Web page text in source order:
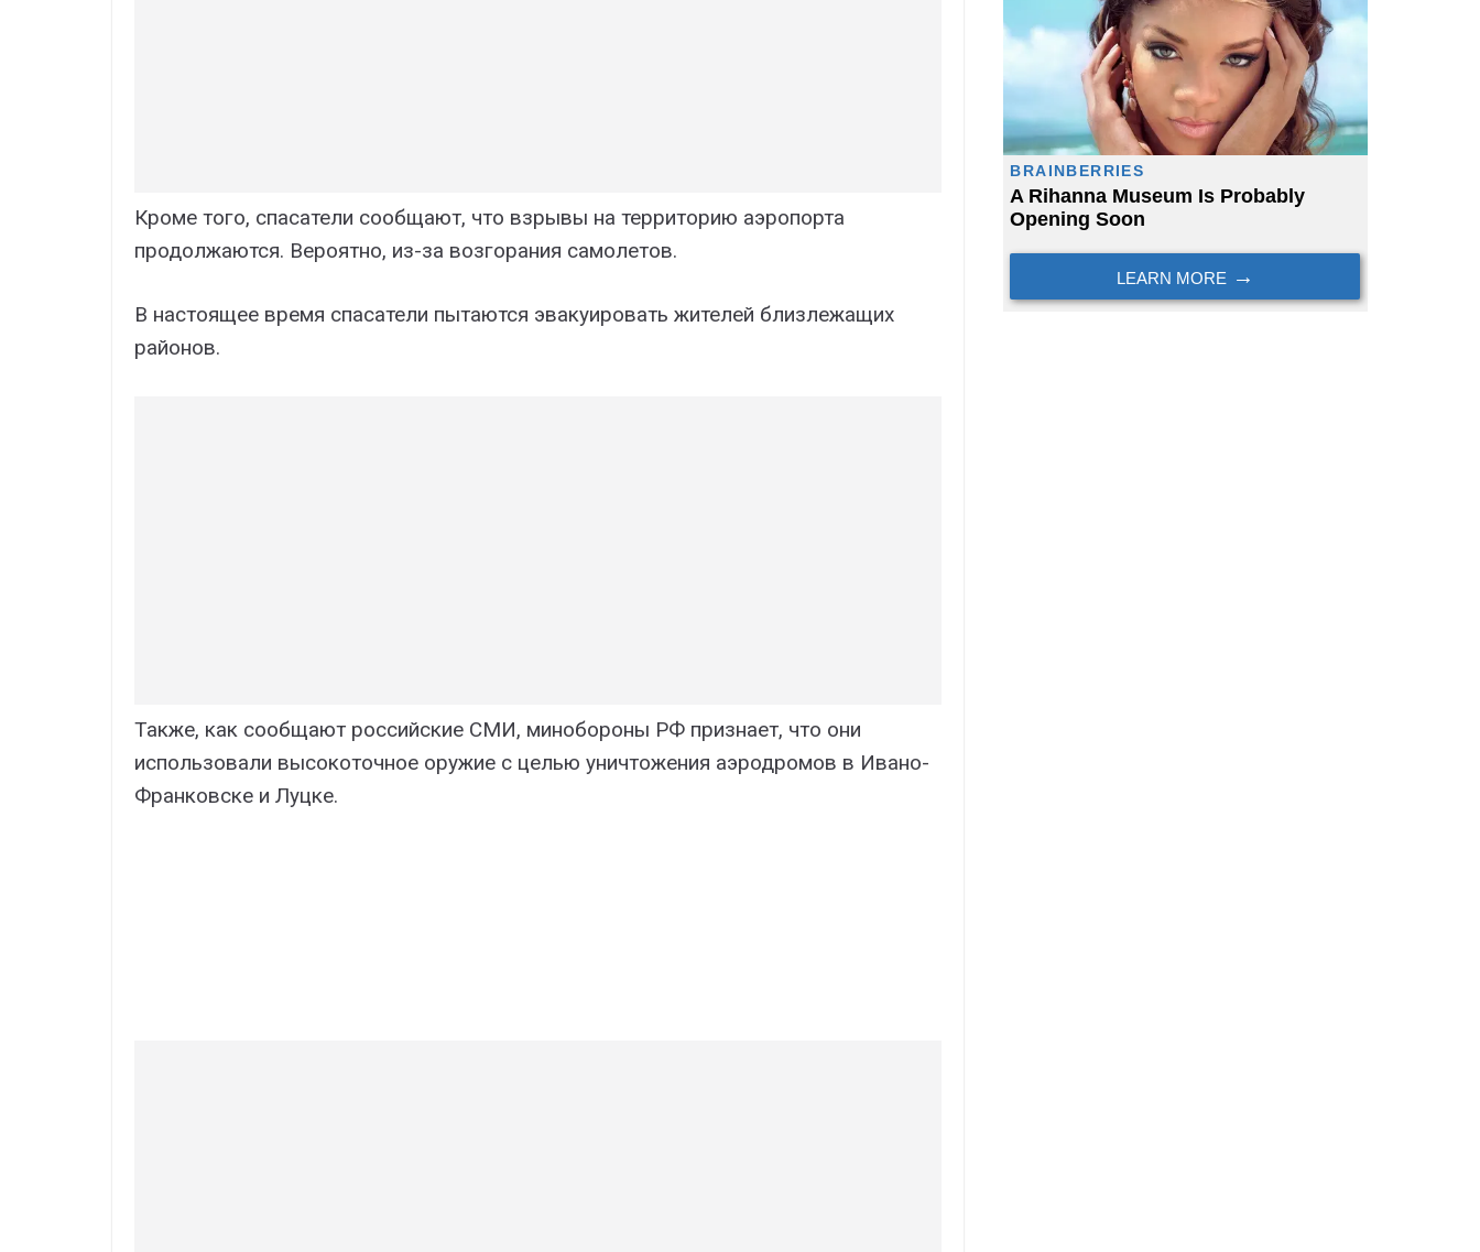
Кроме того, спасатели сообщают, что взрывы на территорию аэропорта
продолжаются. Вероятно, из-за возгорания самолетов.
В настоящее время спасатели пытаются эвакуировать жителей близлежащих
районов.
Также, как сообщают российские СМИ, минобороны РФ признает, что они
использовали высокоточное оружие с целью уничтожения аэродромов в Ивано-
Франковске и Луцке.